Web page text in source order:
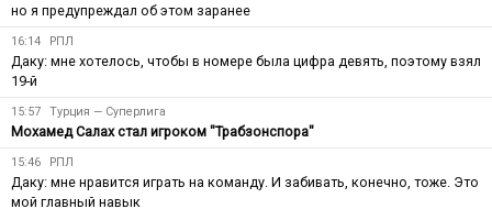
но я предупреждал об этом заранее
16:14 РПЛ
Даку: мне хотелось, чтобы в номере была цифра девять, поэтому взял
19-й
15:57 Турция — Суперлига
Мохамед Салах стал игроком "Трабзонспора"
15:46 РПЛ
Даку: мне нравится играть на команду. И забивать, конечно, тоже. Это
мой главный навык